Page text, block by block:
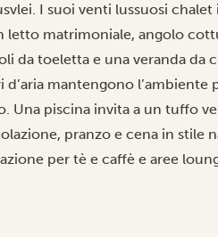
I suoi venti lussuosi
letto matrimoniale, angolo
da toeletta e una veranda da
mantengono
Una piscina invita a un tuffo
pranzo e cena in stile
per tè e caffè e aree